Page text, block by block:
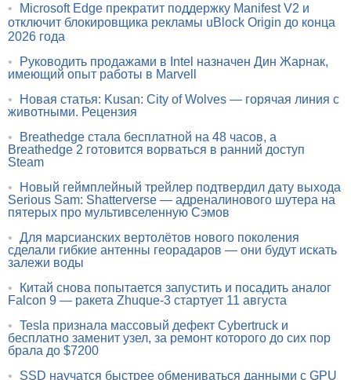
•
Microsoft Edge прекратит поддержку Manifest V2 и
отключит блокировщика рекламы uBlock Origin до конца
2026 года
•
Руководить продажами в Intel назначен Дин Жарнак,
имеющий опыт работы в Marvell
•
Новая статья: Kusan: City of Wolves — горячая линия с
животными. Рецензия
•
Breathedge стала бесплатной на 48 часов, а
Breathedge 2 готовится ворваться в ранний доступ
Steam
•
Новый геймплейный трейлер подтвердил дату выхода
Serious Sam: Shatterverse — адреналинового шутера на
пятерых про мультивселенную Сэмов
• Для марсианских вертолётов нового поколения
сделали гибкие антенны георадаров — они будут искать
залежи воды
•
Китай снова попытается запустить и посадить аналог
Falcon 9 — ракета Zhuque-3 стартует 11 августа
• Tesla признала массовый дефект Cybertruck и
бесплатно заменит узел, за ремонт которого до сих пор
брала до $7200
•
SSD научатся быстрее обмениваться данными с GPU